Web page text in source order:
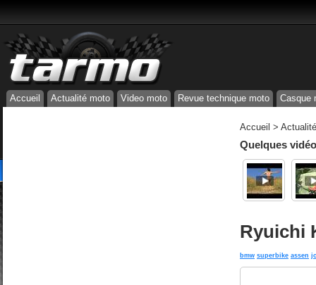
Accueil Actualité moto Video moto Revue technique moto Casque
Accueil >
Quelques
Ryuichi
bmw superbike assen